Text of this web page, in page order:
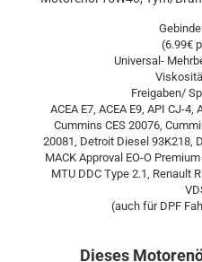
(6.99€
Universal-
Freigaben/
ACEA E7, ACEA E9, API CJ-4,
Cummins CES 20076,
20081, Detroit Diesel 93K218,
MACK Approval EO-O
MTU DDC Type 2.1, Renault
(auch für DPF
Dieses